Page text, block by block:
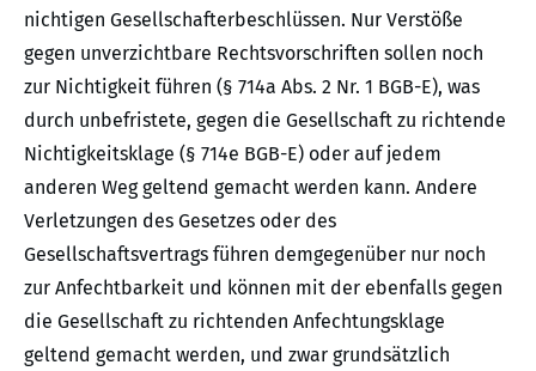
nichtigen Gesellschafterbeschlüssen. Nur Verstöße
gegen unverzichtbare Rechtsvorschriften sollen noch
zur Nichtigkeit führen (§ 714a Abs. 2 Nr. 1 BGB-E), was
durch unbefristete, gegen die Gesellschaft zu richtende
Nichtigkeitsklage (§ 714e BGB-E) oder auf jedem
anderen Weg geltend gemacht werden kann. Andere
Verletzungen des Gesetzes oder des
Gesellschaftsvertrags führen demgegenüber nur noch
zur Anfechtbarkeit und können mit der ebenfalls gegen
die Gesellschaft zu richtenden Anfechtungsklage
geltend gemacht werden, und zwar grundsätzlich